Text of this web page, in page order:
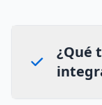
¿Qué